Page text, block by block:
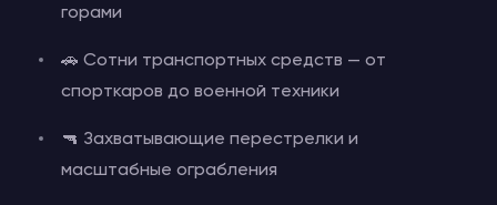
горами
🚗 Сотни транспортных средств — от
спорткаров до военной техники
🔫 Захватывающие перестрелки и
масштабные ограбления